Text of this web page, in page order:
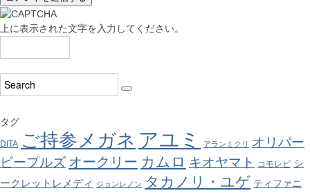
上に表示された文字を入力してください。
タグ
DITA ご持参メガネ アユミ アランミクリ
オリバー
ピープルズ オークリー カムロ キオヤマト コモレビ シ
ークレットレメディ
ジョンレノン タカノリ・ユゲ ティファニ